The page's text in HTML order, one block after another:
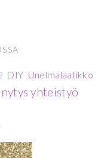
DIY Unelmalaatikko
yhteistyö